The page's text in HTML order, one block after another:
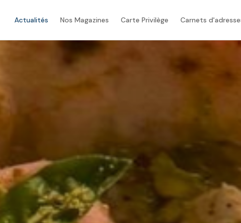
Actualités Nos Magazines Carte Privilège Carnets